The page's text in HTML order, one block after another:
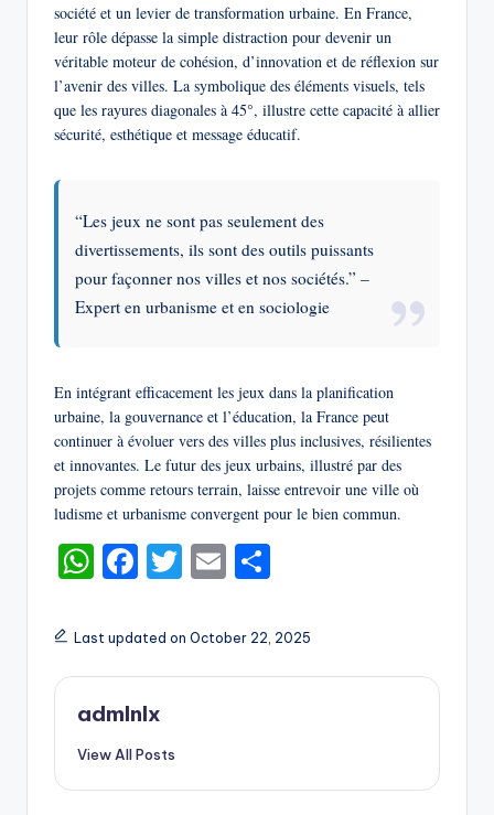
société et un levier de transformation urbaine. En France,
leur rôle dépasse la simple distraction pour devenir un
véritable moteur de cohésion, d’innovation et de réflexion sur
l’avenir des villes. La symbolique des éléments visuels, tels
que les rayures diagonales à 45°, illustre cette capacité à allier
sécurité, esthétique et message éducatif.
“Les jeux ne sont pas seulement des
divertissements, ils sont des outils puissants
pour façonner nos villes et nos sociétés.” –
Expert en urbanisme et en sociologie
En intégrant efficacement les jeux dans la planification
urbaine, la gouvernance et l’éducation, la France peut
continuer à évoluer vers des villes plus inclusives, résilientes
et innovantes. Le futur des jeux urbains, illustré par des
projets comme retours terrain, laisse entrevoir une ville où
ludisme et urbanisme convergent pour le bien commun.
W
a
ts
A
p
F
c
e
b
o
o
T
it
te
E
ai
l
ar
e
Last updated on October 22, 2025
admlnlx
View All Posts